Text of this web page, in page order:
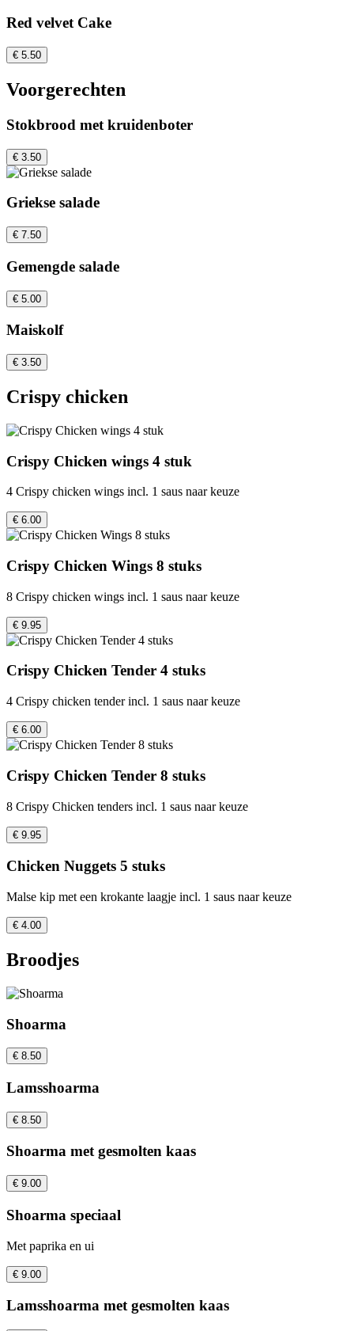
Red velvet Cake
€ 5.50
Voorgerechten
Stokbrood met kruidenboter
€ 3.50
Griekse salade
€ 7.50
Gemengde salade
€ 5.00
Maiskolf
€ 3.50
Crispy chicken
Crispy Chicken wings 4 stuk
4 Crispy chicken wings incl. 1 saus naar keuze
€ 6.00
Crispy Chicken Wings 8 stuks
8 Crispy chicken wings incl. 1 saus naar keuze
€ 9.95
Crispy Chicken Tender 4 stuks
4 Crispy chicken tender incl. 1 saus naar keuze
€ 6.00
Crispy Chicken Tender 8 stuks
8 Crispy Chicken tenders incl. 1 saus naar keuze
€ 9.95
Chicken Nuggets 5 stuks
Malse kip met een krokante laagje incl. 1 saus naar keuze
€ 4.00
Broodjes
Shoarma
€ 8.50
Lamsshoarma
€ 8.50
Shoarma met gesmolten kaas
€ 9.00
Shoarma speciaal
Met paprika en ui
€ 9.00
Lamsshoarma met gesmolten kaas